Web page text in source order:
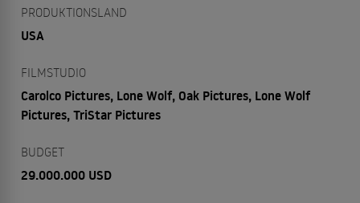
PRODUKTIONSLAND
USA
FILMSTUDIO
Carolco Pictures, Lone Wolf, Oak Pictures, Lone Wolf
Pictures, TriStar Pictures
BUDGET
29.000.000 USD